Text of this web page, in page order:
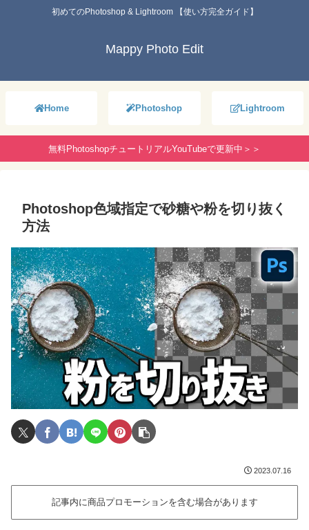
初めてのPhotoshop & Lightroom 【使い方完全ガイド】
Mappy Photo Edit
Home Photoshop Lightroom
無料PhotoshopチュートリアルYouTubeで更新中＞＞
Photoshop色域指定で砂糖や粉を切り抜く
方法
2023.07.16
記事内に商品プロモーションを含む場合があります